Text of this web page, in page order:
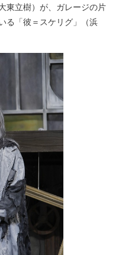
東立樹）が、ガレージの片
る「彼＝スケリグ」（浜